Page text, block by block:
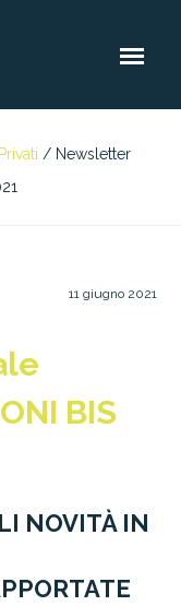
/ Newsletter
11 giugno 2021
BIS
NOVITÀ IN